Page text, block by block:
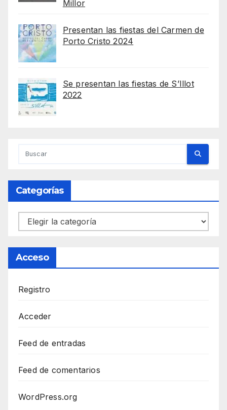
Millor
Presentan las fiestas del Carmen de
Porto Cristo 2024
Se presentan las fiestas de S’Illot
2022
Categorías
Categorías
Acceso
Registro
Acceder
Feed de entradas
Feed de comentarios
WordPress.org